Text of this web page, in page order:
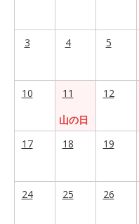
3 4 5
10
11
山の日
12
17
18 19
24 25 26